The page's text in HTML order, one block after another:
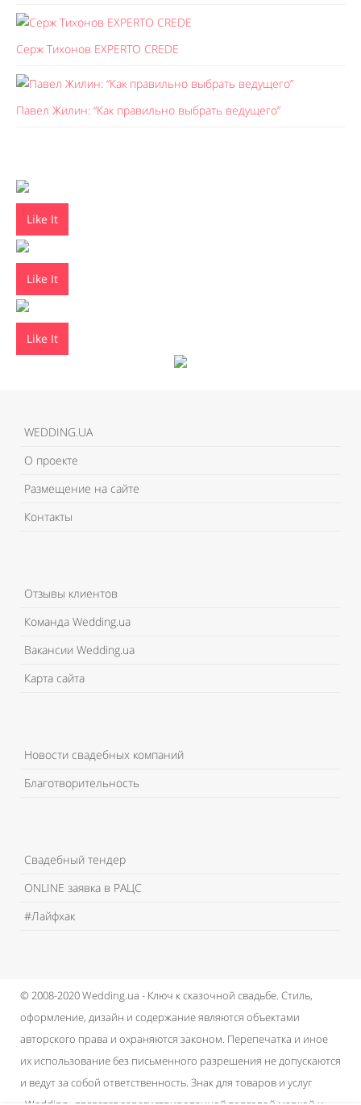
Серж Тихонов EXPERTO CREDE
Павел Жилин: “Как правильно выбрать ведущего”
Like It
Like It
Like It
WEDDING.UA
О проекте
Размещение на сайте
Контакты
Отзывы клиентов
Команда Wedding.ua
Вакансии Wedding.ua
Карта сайта
Новости свадебных компаний
Благотворительность
Свадебный тендер
ONLINE заявка в РАЦС
#Лайфхак
© 2008-2020 Wedding.ua - Ключ к сказочной свадьбе. Стиль,
оформление, дизайн и содержание являются объектами
авторского права и охраняются законом. Перепечатка и иное
их использование без письменного разрешения не допускаются
и ведут за собой ответственность. Знак для товаров и услуг